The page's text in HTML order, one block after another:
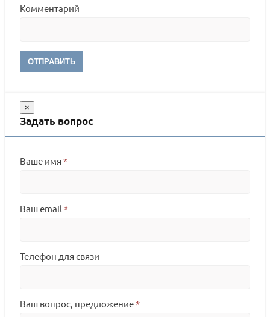
Комментарий
ОТПРАВИТЬ
×
Задать вопрос
Ваше имя *
Ваш email *
Телефон для связи
Ваш вопрос, предложение*